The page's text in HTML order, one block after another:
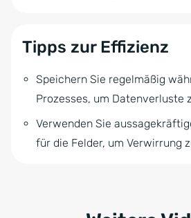
Tipps zur Effizienz
Speichern Sie regelmäßig
Prozesses, um Datenverluste
Verwenden Sie
für die Felder, um Verwirrung